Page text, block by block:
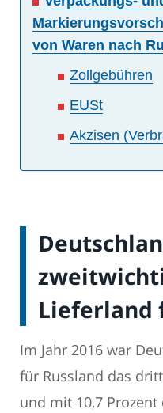
von Waren nach
Zollgebühren
EUSt
Akzisen
Lieferland
Im Jahr 2016 war
für Russland das
und mit 10,7